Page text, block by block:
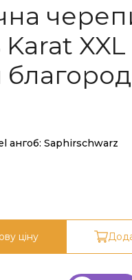
ангоб: Saphirschwarz
ціну